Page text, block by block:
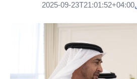
2025-09-23T21:01:52+04:00